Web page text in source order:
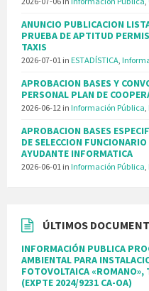
ANUNCIO PUBLICACION
PRUEBA DE APTITUD
TAXIS
2026-07-01 in ESTADÍSTICA,
APROBACION BASES Y
PERSONAL PLAN DE
2026-06-12 in Información Pública,
APROBACION BASES
DE SELECCION
AYUDANTE INFORMATICA
2026-06-01 in Información Pública,
ÚLTIMOS
INFORMACIÓN PUBLICA
AMBIENTAL PARA
FOTOVOLTAICA «ROMANO»,
(EXPTE 2024/9231 CA-OA)